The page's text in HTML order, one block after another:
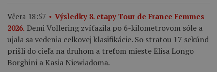
Včera 18:57
Výsledky 8. etapy Tour de France Femmes
2026. Demi Vollering zvíťazila po 6-kilometrovom sóle a
ujala sa vedenia celkovej klasifikácie. So stratou 17 sekúnd
prišli do cieľa na druhom a treťom mieste Elisa Longo
Borghini a Kasia Niewiadoma.